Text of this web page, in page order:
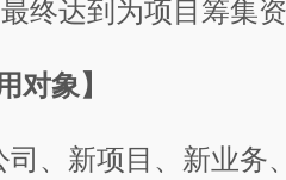
终达到为项目筹集
对象】
、新项目、新业务